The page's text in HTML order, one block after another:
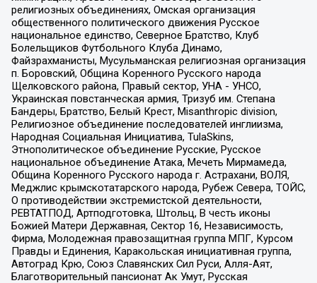
религиозных объединениях, Омская организация
общественного политического движения Русское
национальное единство, Северное Братство, Клуб
Болельщиков Футбольного Клуба Динамо,
Файзрахманисты, Мусульманская религиозная организация
п. Боровский, Община Коренного Русского народа
Щелковского района, Правый сектор, УНА - УНСО,
Украинская повстанческая армия, Тризуб им. Степана
Бандеры, Братство, Белый Крест, Misanthropic division,
Религиозное объединение последователей инглиизма,
Народная Социальная Инициатива, TulaSkins,
Этнополитическое объединение Русские, Русское
национальное объединение Атака, Мечеть Мирмамеда,
Община Коренного Русского народа г. Астрахани, ВОЛЯ,
Меджлис крымскотатарского народа, Рубеж Севера, ТОЙС,
О противодействии экстремистской деятельности,
РЕВТАТПОД, Артподготовка, Штольц, В честь иконы
Божией Матери Державная, Сектор 16, Независимость,
Фирма, Молодежная правозащитная группа МПГ, Курсом
Правды и Единения, Каракольская инициативная группа,
Автоград Крю, Союз Славянских Сил Руси, Алля-Аят,
Благотворительный пансионат Ак Умут, Русская